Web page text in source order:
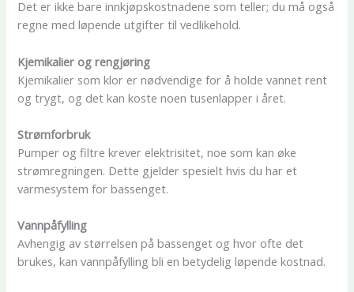
Det er ikke bare innkjøpskostnadene som teller; du må også
regne med løpende utgifter til vedlikehold.
Kjemikalier og rengjøring
Kjemikalier som klor er nødvendige for å holde vannet rent
og trygt, og det kan koste noen tusenlapper i året.
Strømforbruk
Pumper og filtre krever elektrisitet, noe som kan øke
strømregningen. Dette gjelder spesielt hvis du har et
varmesystem for bassenget.
Vannpåfylling
Avhengig av størrelsen på bassenget og hvor ofte det
brukes, kan vannpåfylling bli en betydelig løpende kostnad.